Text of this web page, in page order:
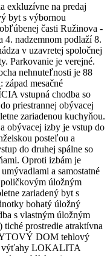
exkluzívne na predaj
byt s výbornou
časti Ružinova -
4. nadzemnom podlaží 8.
v uzavretej spoločnej
Parkovanie je verejné.
nehnuteľnosti je 88
mesačné
vstupná chodba so
priestrannej obývacej
zariadenou kuchyňou.
obývacej izby je vstup do
posteľou a
do druhej spálne so
Oproti izbám je
a samostatné
úložným
zariadený byt s
bohatý úložný
s vlastným úložným
prostredie atraktívna
DOM tehlový
výťahy LOKALITA